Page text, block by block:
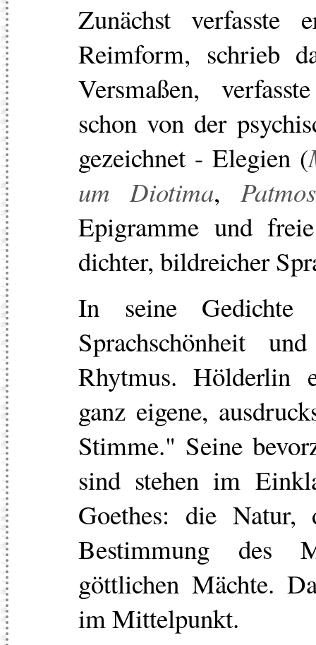
Zunächst verfasste
Reimform, schrieb
Versmaßen,
schon von der
gezeichnet - Elegien (
um Diotima, Patmos
Epigramme und
dichter, bildreicher
In seine Gedichte
Sprachschönheit
Rhytmus. Hölderlin
ganz eigene,
Stimme." Seine
sind stehen im
Goethes: die
Bestimmung des
göttlichen Mächte.
im Mittelpunkt.